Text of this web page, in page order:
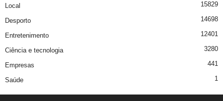
Local 15829
Desporto 14698
Entretenimento 12401
Ciência e tecnologia 3280
Empresas 441
Saúde 1